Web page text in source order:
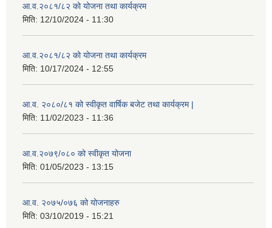
आ.व.२०८१/८२ को योजना तथा कार्यक्रम
मिति: 12/10/2024 - 11:30
आ.व.२०८१/८२ को योजना तथा कार्यक्रम
मिति: 10/17/2024 - 12:55
आ.व. २०८०/८१ को स्वीकृत वार्षिक बजेट तथा कार्यक्रम |
मिति: 11/02/2023 - 11:36
आ.व.२०७९/०८० को स्वीकृत योजना
मिति: 01/05/2023 - 13:15
आ.व. २०७५/०७६ को योजनाहरु
मिति: 03/10/2019 - 15:21